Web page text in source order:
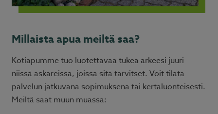
Millaista apua meiltä saa?
Kotiapumme tuo luotettavaa tukea arkeesi juuri
niissä askareissa, joissa sitä tarvitset. Voit tilata
palvelun jatkuvana sopimuksena tai kertaluonteisesti.
Meiltä saat muun muassa: